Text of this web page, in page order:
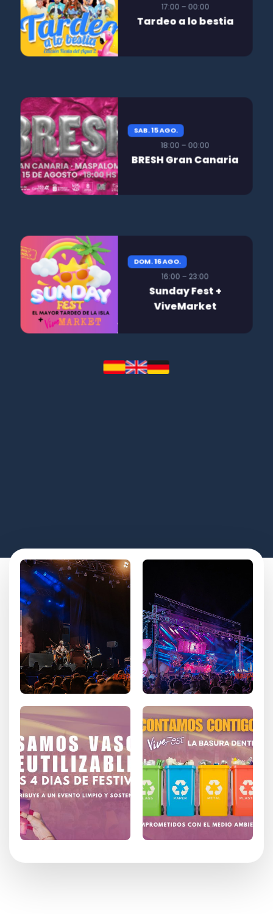
17:00 – 00:00
Tardeo a lo bestia
SAB. 15 AGO.
18:00 – 00:00
BRESH Gran Canaria
DOM. 16 AGO.
16:00 – 23:00
Sunday Fest +
ViveMarket